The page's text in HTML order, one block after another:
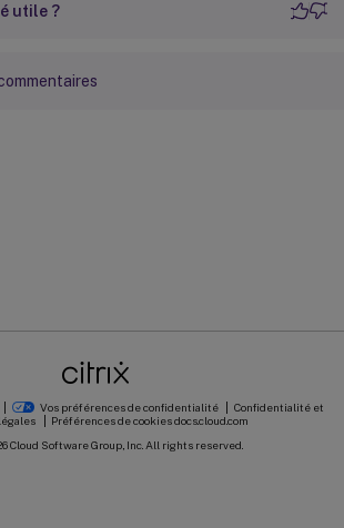
utile ?
Vos préférences de confidentialité
Confidentialité et
Préférences de cookiesdocs.cloud.com
Cloud Software Group, Inc. All rights reserved.